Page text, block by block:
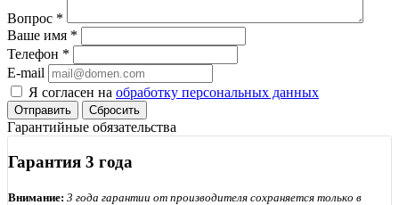
Вопрос *
Ваше имя *
Телефон *
E-mail
Я согласен на обработку персональных данных
Сбросить
Гарантийные обязательства
Гарантия 3 года
Внимание: 3 года гарантии от производителя сохраняется только в